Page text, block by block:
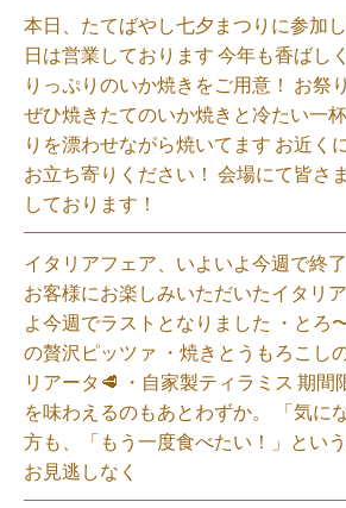
本日、たてばやし七夕まつりに参加
日は営業しております️ 今年も香ばし
りっぷりのいか焼きをご用意！ お祭
ぜひ焼きたてのいか焼きと冷たい一
りを漂わせながら焼いてます お近く
お立ち寄りください！ 会場にて皆さ
しております！
イタリアフェア、いよいよ今週で終
お客様にお楽しみいただいたイタリ
よ今週でラストとなりました ・とろ
の贅沢ピッツァ ・焼きとうもろこし
リアータ🥩 ・自家製ティラミス 期間
を味わえるのもあとわずか。 「気に
方も、「もう一度食べたい！」とい
お見逃しなく⁡